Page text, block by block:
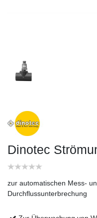
Dinotec
zur automatischen Mess-
Durchflussunterbrechung